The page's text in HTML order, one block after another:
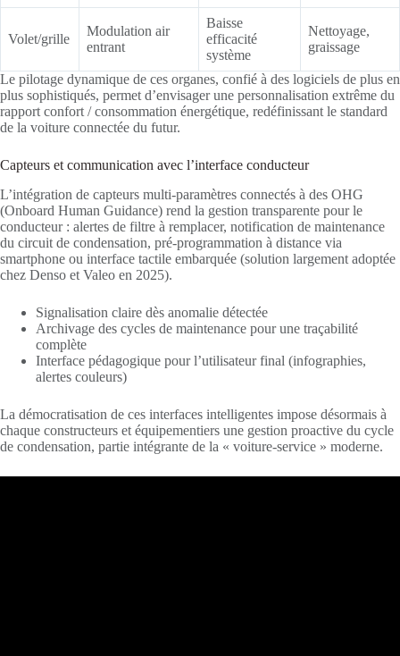
Volet/grille
Modulation air
entrant
Baisse
efficacité
système
Nettoyage,
graissage
Le pilotage dynamique de ces organes, confié à des logiciels de plus en
plus sophistiqués, permet d’envisager une personnalisation extrême du
rapport confort / consommation énergétique, redéfinissant le standard
de la voiture connectée du futur.
Capteurs et communication avec l’interface conducteur
L’intégration de capteurs multi-paramètres connectés à des OHG
(Onboard Human Guidance) rend la gestion transparente pour le
conducteur : alertes de filtre à remplacer, notification de maintenance
du circuit de condensation, pré-programmation à distance via
smartphone ou interface tactile embarquée (solution largement adoptée
chez Denso et Valeo en 2025).
Signalisation claire dès anomalie détectée
Archivage des cycles de maintenance pour une traçabilité
complète
Interface pédagogique pour l’utilisateur final (infographies,
alertes couleurs)
La démocratisation de ces interfaces intelligentes impose désormais à
chaque constructeurs et équipementiers une gestion proactive du cycle
de condensation, partie intégrante de la « voiture-service » moderne.